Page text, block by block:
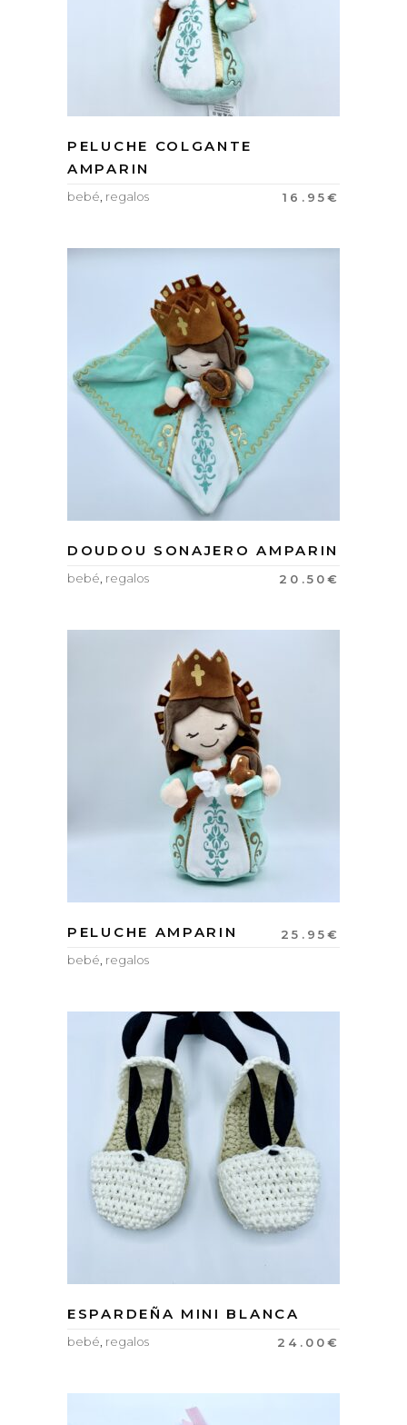
PELUCHE COLGANTE
AMPARIN
16.95€
bebé, regalos
DOUDOU SONAJERO AMPARIN
20.50€
bebé, regalos
PELUCHE AMPARIN 25.95€
bebé, regalos
ESPARDEÑA MINI BLANCA
24.00€
bebé, regalos